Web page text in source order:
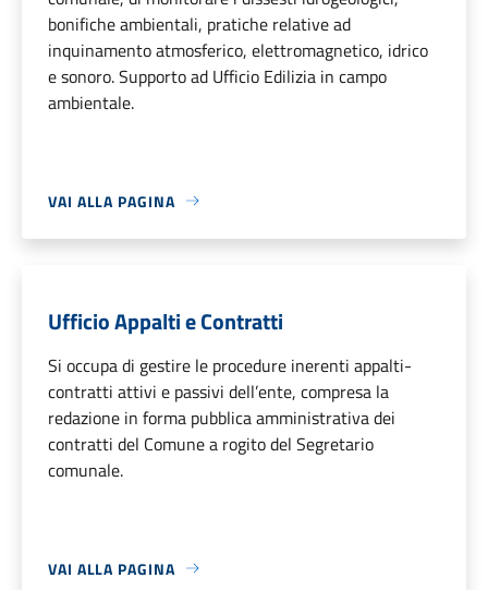
bonifiche ambientali, pratiche relative ad
inquinamento atmosferico, elettromagnetico, idrico
e sonoro. Supporto ad Ufficio Edilizia in campo
ambientale.
VAI ALLA PAGINA
Ufficio Appalti e Contratti
Si occupa di gestire le procedure inerenti appalti-
contratti attivi e passivi dell’ente, compresa la
redazione in forma pubblica amministrativa dei
contratti del Comune a rogito del Segretario
comunale.
VAI ALLA PAGINA